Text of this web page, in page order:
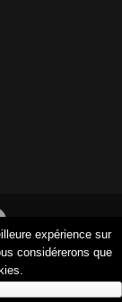
- Tous droits
expérience sur
considérerons que